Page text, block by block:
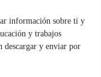
información sobre ti y
y trabajos
descargar y enviar por